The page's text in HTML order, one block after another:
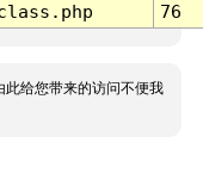
76
此给您带来的访问不便我